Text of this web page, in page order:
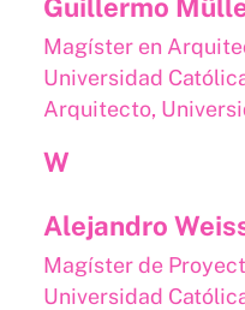
Guillermo
Magíster en
Universidad
Arquitecto,
W
Alejandro
Magíster de
Universidad